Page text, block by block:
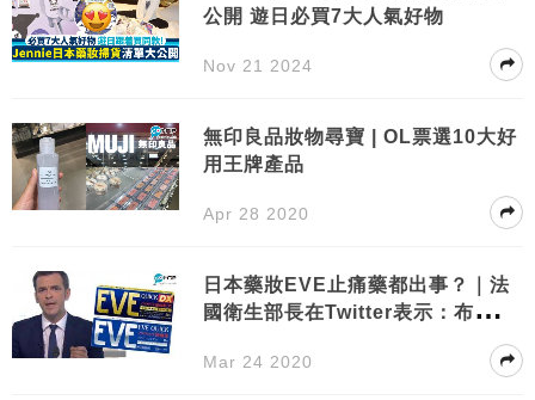
公開 遊日必買7大人氣好物
Nov 21 2024
無印良品妝物尋寶 | OL票選10大好
用王牌產品
Apr 28 2020
日本藥妝EVE止痛藥都出事？｜法
國衛生部長在Twitter表示：布洛芬
Mar 24 2020